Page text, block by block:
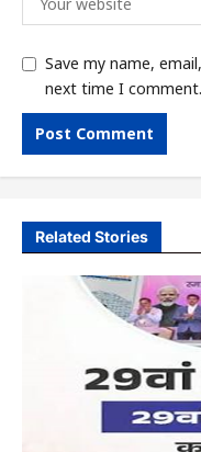
Save my name,
next time I comment.
Related Stories